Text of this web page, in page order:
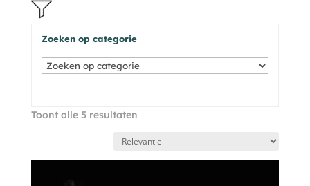
Zoeken op categorie
Toont alle 5 resultaten